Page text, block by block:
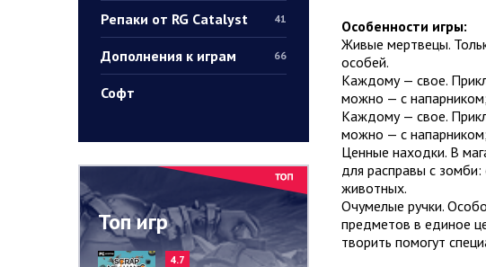
Репаки от RG Catalyst 41
Дополнения к играм 66
Софт
Топ игр
4.7
Особенности игры:
Живые мертвецы.
особей.
Каждому — свое.
можно — с
Каждому — свое.
можно — с
Ценные находки. В
для расправы с
животных.
Очумелые ручки.
предметов в единое
творить помогут